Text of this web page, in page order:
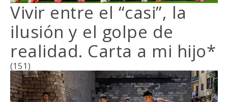
Vivir entre el “casi”, la
ilusión y el golpe de
realidad. Carta a mi hijo*
(151)